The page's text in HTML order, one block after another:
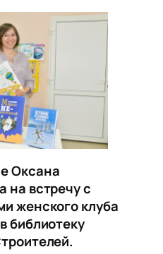
Оксана
на встречу с
женского клуба
библиотеку